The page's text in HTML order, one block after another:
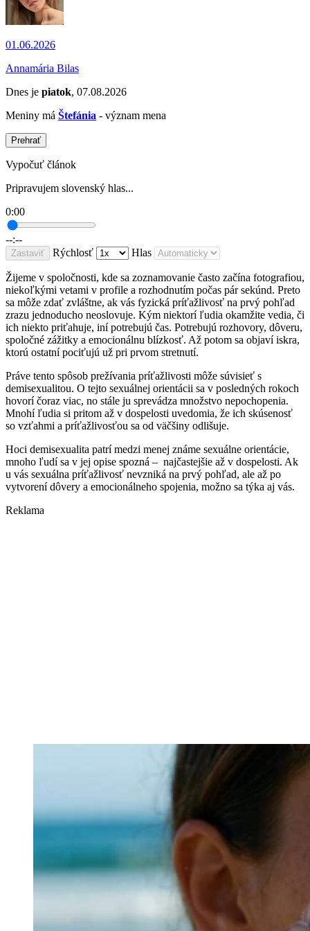
01.06.2026
Annamária Bilas
Dnes je piatok, 07.08.2026
Meniny má Štefánia - význam mena
Prehrať
Vypočuť článok
Pripravujem slovenský hlas...
0:00
--:--
Zastaviť Rýchlosť Hlas
Žijeme v spoločnosti, kde sa zoznamovanie často začína fotografiou,
niekoľkými vetami v profile a rozhodnutím počas pár sekúnd. Preto
sa môže zdať zvláštne, ak vás fyzická príťažlivosť na prvý pohľad
zrazu jednoducho neoslovuje. Kým niektorí ľudia okamžite vedia, či
ich niekto priťahuje, iní potrebujú čas. Potrebujú rozhovory, dôveru,
spoločné zážitky a emocionálnu blízkosť. Až potom sa objaví iskra,
ktorú ostatní pociťujú už pri prvom stretnutí.
Práve tento spôsob prežívania príťažlivosti môže súvisieť s
demisexualitou. O tejto sexuálnej orientácii sa v posledných rokoch
hovorí čoraz viac, no stále ju sprevádza množstvo nepochopenia.
Mnohí ľudia si pritom až v dospelosti uvedomia, že ich skúsenosť
so vzťahmi a príťažlivosťou sa od väčšiny odlišuje.
Hoci demisexualita patrí medzi menej známe sexuálne orientácie,
mnoho ľudí sa v jej opise spozná – najčastejšie až v dospelosti. Ak
u vás sexuálna príťažlivosť nevzniká na prvý pohľad, ale až po
vytvorení dôvery a emocionálneho spojenia, možno sa týka aj vás.
Reklama